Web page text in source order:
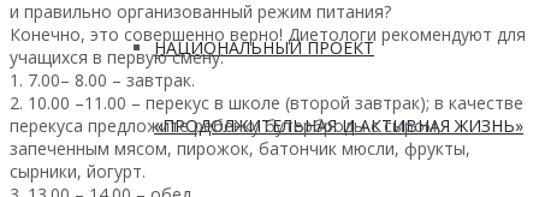
НАЦИОНАЛЬНЫЙ ПРОЕКТ
«ПРОДОЛЖИТЕЛЬНАЯ И АКТИВНАЯ ЖИЗНЬ»
и правильно организованный режим питания?
Конечно, это совершенно верно! Диетологи рекомендуют для
учащихся в первую смену:
1. 7.00– 8.00 – завтрак.
2. 10.00 –11.00 – перекус в школе (второй завтрак); в качестве
перекуса предложите ребенку бутерброды с сыром,
запеченным мясом, пирожок, батончик мюсли, фрукты,
сырники, йогурт.